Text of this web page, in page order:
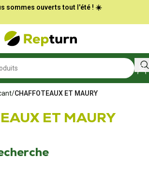
cookies
sommes ouverts tout l'été ! ☀️
/CHAFFOTEAUX ET MAURY
ET MAURY